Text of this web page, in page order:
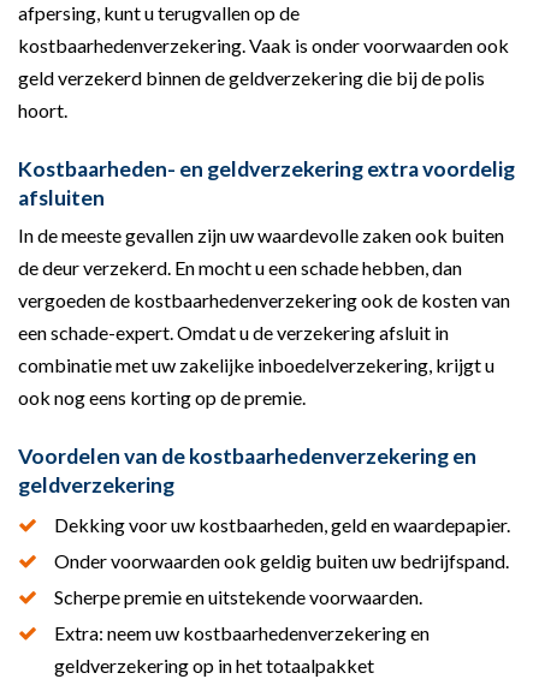
afpersing, kunt u terugvallen op de
kostbaarhedenverzekering. Vaak is onder voorwaarden ook
geld verzekerd binnen de geldverzekering die bij de polis
hoort.
Kostbaarheden- en geldverzekering extra voordelig
afsluiten
In de meeste gevallen zijn uw waardevolle zaken ook buiten
de deur verzekerd. En mocht u een schade hebben, dan
vergoeden de kostbaarhedenverzekering ook de kosten van
een schade-expert. Omdat u de verzekering afsluit in
combinatie met uw zakelijke inboedelverzekering, krijgt u
ook nog eens korting op de premie.
Voordelen van de kostbaarhedenverzekering en
geldverzekering
Dekking voor uw kostbaarheden, geld en waardepapier.
Onder voorwaarden ook geldig buiten uw bedrijfspand.
Scherpe premie en uitstekende voorwaarden.
Extra: neem uw kostbaarhedenverzekering en
geldverzekering op in het totaalpakket